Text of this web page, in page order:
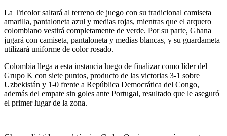
La Tricolor saltará al terreno de juego con su tradicional camiseta
amarilla, pantaloneta azul y medias rojas, mientras que el arquero
colombiano vestirá completamente de verde. Por su parte, Ghana
jugará con camiseta, pantaloneta y medias blancas, y su guardameta
utilizará uniforme de color rosado.
Colombia llega a esta instancia luego de finalizar como líder del
Grupo K con siete puntos, producto de las victorias 3-1 sobre
Uzbekistán y 1-0 frente a República Democrática del Congo,
además del empate sin goles ante Portugal, resultado que le aseguró
el primer lugar de la zona.